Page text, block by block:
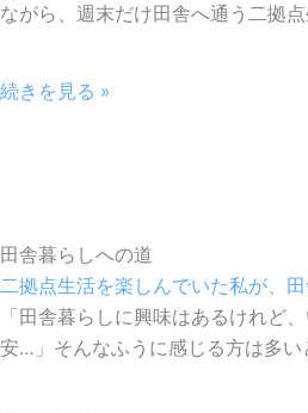
ながら、週末だけ田舎へ通う二拠
続きを見る »
田舎暮らしへの道
二拠点生活を楽しんでいた私が、
「田舎暮らしに興味はあるけれど
安…」そんなふうに感じる方は多い